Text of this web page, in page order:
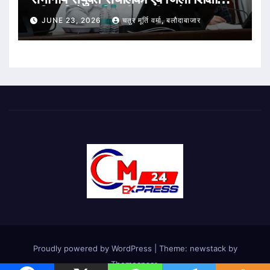
अधिकारियों की विभागीय समीक्षा बैठक संपन्न
JUNE 23, 2026 चतुर मूर्ति वर्मा, बलौदाबाजार
Proudly powered by WordPress
Theme: newstack by
Themeansar.